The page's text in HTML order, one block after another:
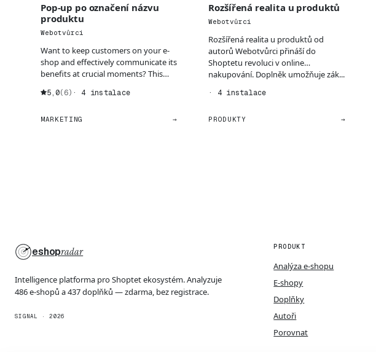
Pop-up po označení názvu
produktu
Webotvůrci
Want to keep customers on your e-
shop and effectively communicate its
benefits at crucial moments? This
5,0(6) · 4 instalace
MARKETING →
Rozšířená realita u produktů
Webotvůrci
Rozšířená realita u produktů od
autorů Webotvůrci přináší do
Shoptetu revoluci v online
nakupování. Doplněk umožňuje zák...
· 4 instalace
PRODUKTY →
eshopradar
Intelligence platforma pro Shoptet ekosystém. Analyzuje
486 e-shopů a 437 doplňků — zdarma, bez registrace.
SIGNAL · 2026
PRODUKT
Analýza e-shopu
E-shopy
Doplňky
Autoři
Porovnat